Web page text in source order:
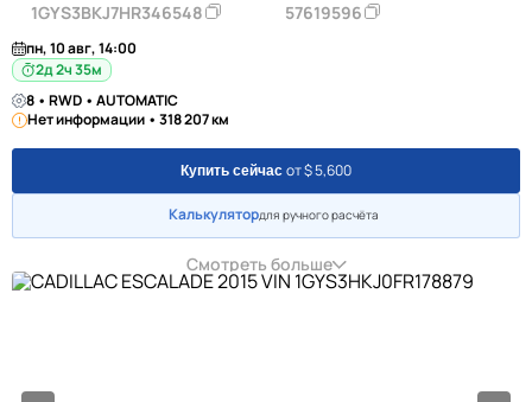
1GYS3BKJ7HR346548 57619596
пн, 10 авг, 14:00
2д 2ч 35м
8 • RWD • AUTOMATIC
Нет информации • 318 207 км
Купить сейчас от $ 5,600
Калькулятордля ручного расчёта
Смотреть больше